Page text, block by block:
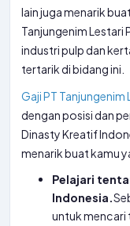
lain juga menarik
Tanjungenim Lestari
industri pulp dan
tertarik di bidang ini.
Gaji PT Tanjungenim
dengan posisi dan
Dinasty Kreatif
menarik buat kamu
Pelajari
Indonesia.
untuk mencari